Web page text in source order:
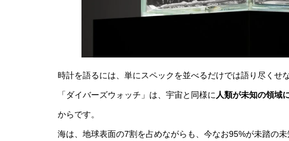
時計を語るには、単にスペックを並べるだけでは語り尽くせ
「ダイバーズウォッチ」は、宇宙と同様に 人類が未知の領域
からです。
海は、地球表面の7割を占めながらも、今なお95%が未踏の未